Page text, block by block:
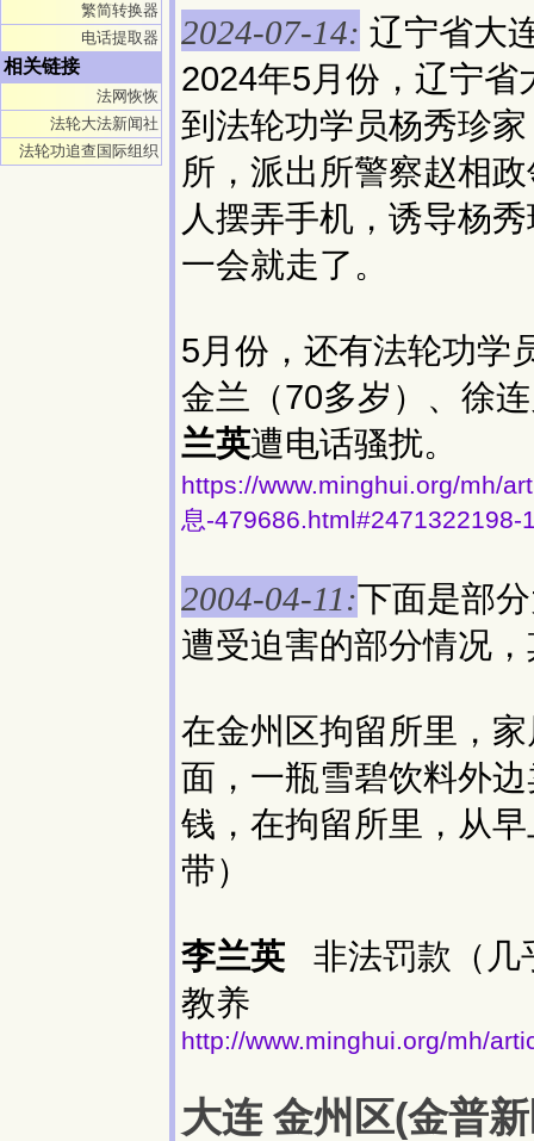
繁简转换器
电话提取器
相关链接
法网恢恢
法轮大法新闻社
法轮功追查国际组织
2024-07-14: 辽宁省大
2024年5月份，辽宁
到法轮功学员杨秀珍
所，派出所警察赵相
人摆弄手机，诱导杨
一会就走了。
5月份，还有法轮功学
金兰（70多岁）、徐
兰英遭电话骚扰。
https://www.minghui.org/mh/
息-479686.html#2471322198-
2004-04-11:下面是部
遭受迫害的部分情况
在金州区拘留所里，
面，一瓶雪碧饮料外
钱，在拘留所里，从
带）
李兰英 非法罚款（
教养
http://www.minghui.org/mh/
大连 金州区(金普